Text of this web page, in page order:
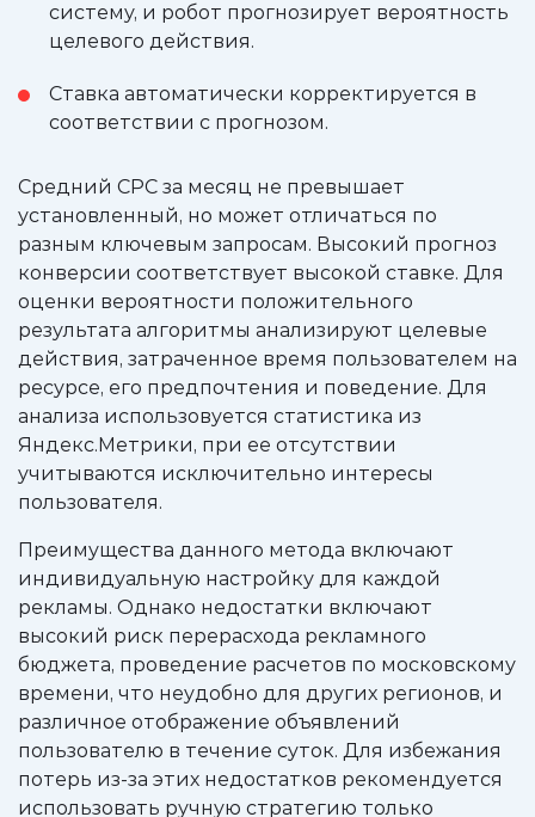
систему, и робот прогнозирует вероятность
целевого действия.
Ставка автоматически корректируется в
соответствии с прогнозом.
Средний CPC за месяц не превышает
установленный, но может отличаться по
разным ключевым запросам. Высокий прогноз
конверсии соответствует высокой ставке. Для
оценки вероятности положительного
результата алгоритмы анализируют целевые
действия, затраченное время пользователем на
ресурсе, его предпочтения и поведение. Для
анализа использовуется статистика из
Яндекс.Метрики, при ее отсутствии
учитываются исключительно интересы
пользователя.
Преимущества данного метода включают
индивидуальную настройку для каждой
рекламы. Однако недостатки включают
высокий риск перерасхода рекламного
бюджета, проведение расчетов по московскому
времени, что неудобно для других регионов, и
различное отображение объявлений
пользователю в течение суток. Для избежания
потерь из-за этих недостатков рекомендуется
использовать ручную стратегию только